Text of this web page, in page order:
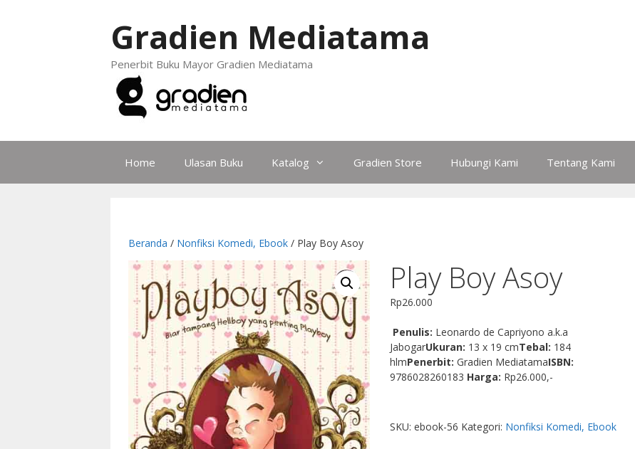
Gradien Mediatama
Penerbit Buku Mayor Gradien Mediatama
Home Ulasan Buku Katalog Gradien Store Hubungi Kami Tentang Kami
Beranda / Nonfiksi Komedi, Ebook/ Play Boy Asoy
Play Boy Asoy
Rp26.000
Penulis: Leonardo de Capriyono a.k.a
JabogarUkuran: 13 x 19 cmTebal: 184
hlmPenerbit: Gradien MediatamaISBN:
9786028260183 Harga: Rp26.000,-
SKU: ebook-56 Kategori: Nonfiksi Komedi, Ebook